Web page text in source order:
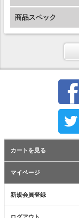
商品スペック
カートを見る
マイページ
新規会員登録